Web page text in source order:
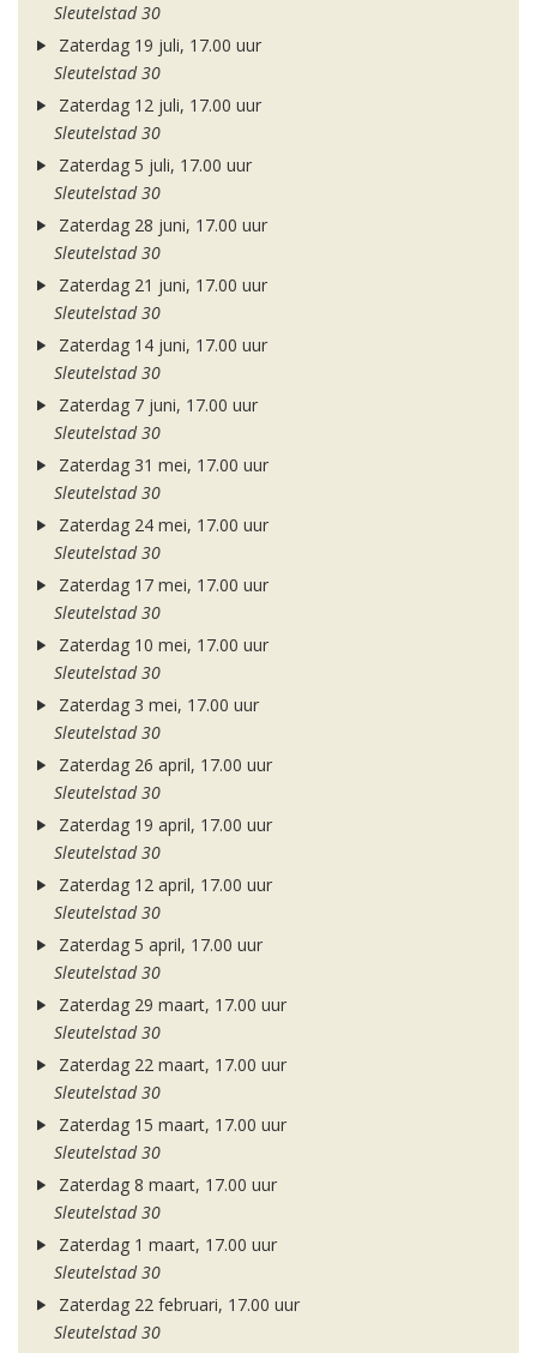
Sleutelstad 30
Zaterdag 19 juli, 17.00 uur
Sleutelstad 30
Zaterdag 12 juli, 17.00 uur
Sleutelstad 30
Zaterdag 5 juli, 17.00 uur
Sleutelstad 30
Zaterdag 28 juni, 17.00 uur
Sleutelstad 30
Zaterdag 21 juni, 17.00 uur
Sleutelstad 30
Zaterdag 14 juni, 17.00 uur
Sleutelstad 30
Zaterdag 7 juni, 17.00 uur
Sleutelstad 30
Zaterdag 31 mei, 17.00 uur
Sleutelstad 30
Zaterdag 24 mei, 17.00 uur
Sleutelstad 30
Zaterdag 17 mei, 17.00 uur
Sleutelstad 30
Zaterdag 10 mei, 17.00 uur
Sleutelstad 30
Zaterdag 3 mei, 17.00 uur
Sleutelstad 30
Zaterdag 26 april, 17.00 uur
Sleutelstad 30
Zaterdag 19 april, 17.00 uur
Sleutelstad 30
Zaterdag 12 april, 17.00 uur
Sleutelstad 30
Zaterdag 5 april, 17.00 uur
Sleutelstad 30
Zaterdag 29 maart, 17.00 uur
Sleutelstad 30
Zaterdag 22 maart, 17.00 uur
Sleutelstad 30
Zaterdag 15 maart, 17.00 uur
Sleutelstad 30
Zaterdag 8 maart, 17.00 uur
Sleutelstad 30
Zaterdag 1 maart, 17.00 uur
Sleutelstad 30
Zaterdag 22 februari, 17.00 uur
Sleutelstad 30